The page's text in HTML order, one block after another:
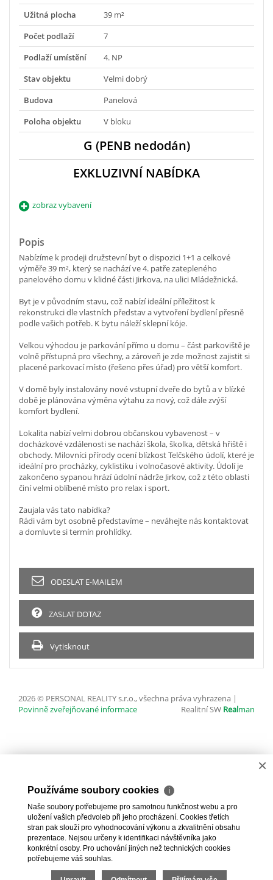
Užitná plocha
39 m²
Počet podlaží
7
Podlaží umístění
4. NP
Stav objektu
Velmi dobrý
Budova
Panelová
Poloha objektu
V bloku
G (PENB nedodán)
EXKLUZIVNÍ NABÍDKA
zobraz vybavení
Popis
Nabízíme k prodeji družstevní byt o dispozici 1+1 a celkové
výměře 39 m², který se nachází ve 4. patře zatepleného
panelového domu v klidné části Jirkova, na ulici Mládežnická.
Byt je v původním stavu, což nabízí ideální příležitost k
rekonstrukci dle vlastních představ a vytvoření bydlení přesně
podle vašich potřeb. K bytu náleží sklepní kóje.
Velkou výhodou je parkování přímo u domu – část parkoviště je
volně přístupná pro všechny, a zároveň je zde možnost zajistit si
placené parkovací místo (řešeno přes úřad) pro větší komfort.
V domě byly instalovány nové vstupní dveře do bytů a v blízké
době je plánována výměna výtahu za nový, což dále zvýší
komfort bydlení.
Lokalita nabízí velmi dobrou občanskou vybavenost – v
docházkové vzdálenosti se nachází škola, školka, dětská hřiště i
obchody. Milovníci přírody ocení blízkost Telčského údolí, které je
ideální pro procházky, cyklistiku i volnočasové aktivity. Údolí je
zakončeno sypanou hrází údolní nádrže Jirkov, což z této oblasti
činí velmi oblíbené místo pro relax i sport.
Zaujala vás tato nabídka?
Rádi vám byt osobně představíme – neváhejte nás kontaktovat
a domluvte si termín prohlídky.
ODESLAT E-MAILEM
ZASLAT DOTAZ
Vytisknout
2026 © PERSONAL REALITY s.r.o., všechna práva vyhrazena |
Povinně zveřejňované informace
Realitní SW Realman
×
Používáme soubory cookies ℹ
Naše soubory potřebujeme pro samotnou funkčnost webu a pro
uložení vašich předvoleb při jeho procházení. Cookies třetích
stran pak slouží pro vyhodnocování výkonu a zkvalitnění obsahu
prezentace. Nejsou určeny k identifikaci návštěvníka jako
konkrétní osoby. Pro uchování jiných než technických cookies
potřebujeme váš souhlas.